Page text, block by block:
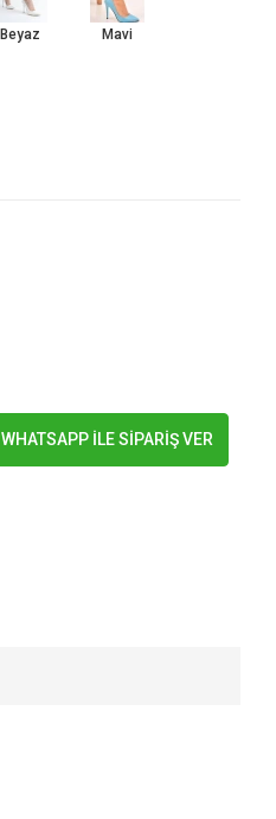
Beyaz Mavi
WHATSAPP İLE SİPARİŞ VER